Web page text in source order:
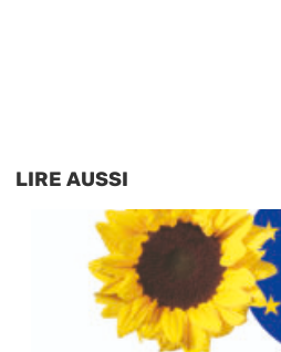
LIRE AUSSI